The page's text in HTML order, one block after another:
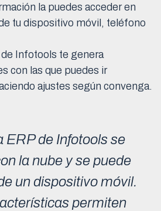
la puedes acceder en
tu dispositivo móvil, teléfono
Infotools te genera
con las que puedes ir
ajustes según convenga.
ERP de Infotools se
la nube y se puede
un dispositivo móvil.
permiten